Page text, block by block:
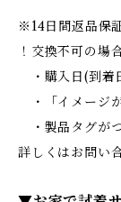
※14日間返品保
！交換不可の場
・購入日(到着
・「イメージ
・製品タグが
詳しくはお問い